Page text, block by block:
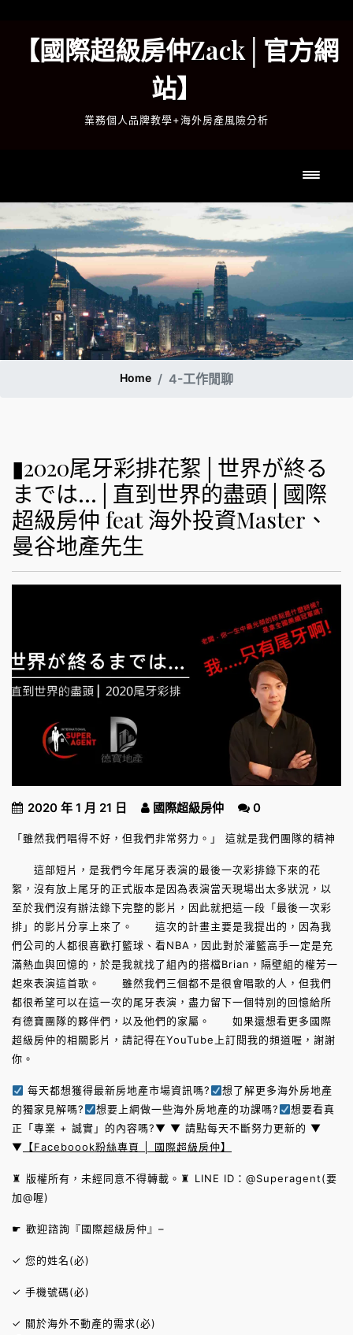
content【國際超級房仲Zack│官方網
站】
業務個人品牌教學+海外房產風險分析
Home 4-工作閒聊
▮2020尾牙彩排花絮│世界が終る
までは…│直到世界的盡頭│國際
超級房仲 feat 海外投資Master、
曼谷地產先生
2020 年 1 月 21 日 國際超級房仲 0
「雖然我們唱得不好，但我們非常努力。」 這就是我們團隊的精神
這部短片，是我們今年尾牙表演的最後一次彩排錄下來的花
絮，沒有放上尾牙的正式版本是因為表演當天現場出太多狀況，以
至於我們沒有辦法錄下完整的影片，因此就把這一段「最後一次彩
排」的影片分享上來了。 這次的計畫主要是我提出的，因為我
們公司的人都很喜歡打籃球、看NBA，因此對於灌籃高手一定是充
滿熱血與回憶的，於是我就找了組內的搭檔Brian，隔壁組的權芳一
起來表演這首歌。 雖然我們三個都不是很會唱歌的人，但我們
都很希望可以在這一次的尾牙表演，盡力留下一個特別的回憶給所
有德寶團隊的夥伴們，以及他們的家屬。 如果還想看更多國際
超級房仲的相關影片，請記得在YouTube上訂閱我的頻道喔，謝謝
你。
每天都想獲得最新房地產市場資訊嗎?
想了解更多海外房地產
的獨家見解嗎?
想要上網做一些海外房地產的功課嗎?
想要看真
正「專業 + 誠實」的內容嗎?▼ ▼ 請點每天不斷努力更新的 ▼
▼ 【Faceboook粉絲專頁 │ 國際超級房仲】
♜ 版權所有，未經同意不得轉載。♜ LINE ID：@Superagent(要
加@喔)
☛ 歡迎諮詢『國際超級房仲』–
✓ 您的姓名(必)
✓ 手機號碼(必)
✓ 關於海外不動產的需求(必)